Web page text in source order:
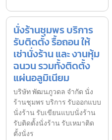
นั่งร้านชุมพร บริการ
รับติดตั้ง รื้อถอน ให้
เช่านั่งร้าน และ งานหุ้ม
ฉนวน รวมทั้งติดตั้ง
แผ่นอลูมิเนียม
บริษัท พัฒนภูวดล จำกัด นั่ง
ร้านชุมพร บริการ รับออกแบบ
นั่งร้าน รับเขียนแบบนั่งร้าน
รับติดตั้งนั่งร้าน รับเหมาติด
ตั้งนั่งร